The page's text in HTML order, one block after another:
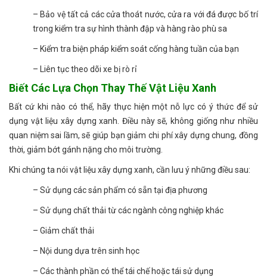
– Bảo vệ tất cả các cửa thoát nước, cửa ra với đá được bố trí
trong kiểm tra sự hình thành đập và hàng rào phù sa
– Kiểm tra biện pháp kiểm soát cống hàng tuần của bạn
– Liên tục theo dõi xe bị rò rỉ
Biết Các Lựa Chọn Thay Thế Vật Liệu Xanh
Bất cứ khi nào có thể, hãy thực hiện một nỗ lực có ý thức để sử
dụng vật liệu xây dựng xanh. Điều này sẽ, không giống như nhiều
quan niệm sai lầm, sẽ giúp bạn giảm chi phí xây dựng chung, đồng
thời, giảm bớt gánh nặng cho môi trường.
Khi chúng ta nói vật liệu xây dựng xanh, cần lưu ý những điều sau:
– Sử dụng các sản phẩm có sẵn tại địa phương
– Sử dụng chất thải từ các ngành công nghiệp khác
– Giảm chất thải
– Nội dung dựa trên sinh học
– Các thành phần có thể tái chế hoặc tái sử dụng